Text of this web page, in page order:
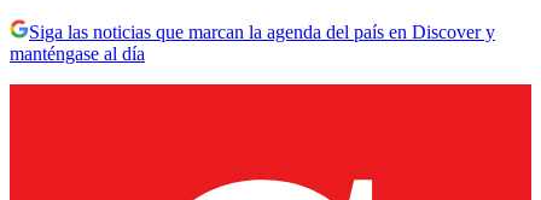
Siga las noticias que marcan la agenda del país en Discover y
manténgase al día